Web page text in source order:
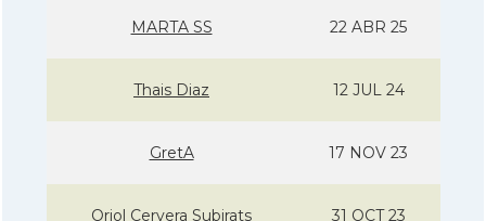
MARTA SS 22 ABR 25
Thais Diaz 12 JUL 24
GretA 17 NOV 23
Oriol Cervera Subirats 31 OCT 23